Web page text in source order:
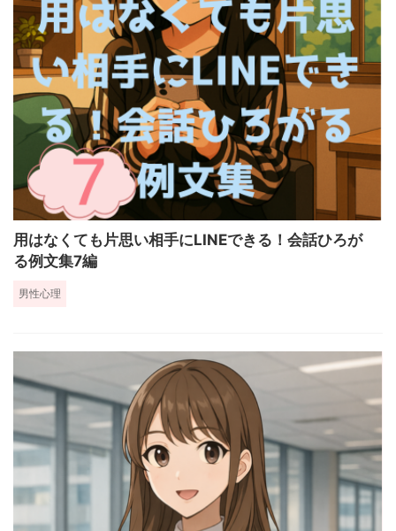
用はなくても片思い相手にLINEできる！会話ひろが
る例文集7編
男性心理